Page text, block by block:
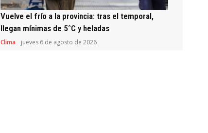
Vuelve el frío a la provincia: tras el temporal,
llegan mínimas de 5°C y heladas
Clima jueves 6 de agosto de 2026